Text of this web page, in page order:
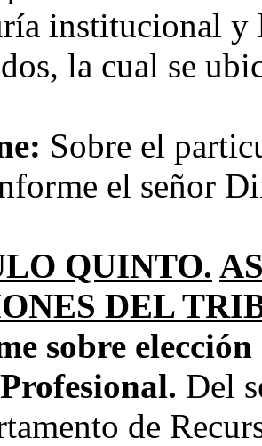
institucional y
la cual se
Sobre el
el señor
QUINTO.
DEL
sobre
Del
de